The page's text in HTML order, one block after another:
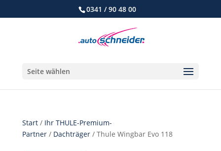
0341 / 90 48 00
Seite wählen
Start/ Ihr THULE-Premium-
Partner/ Dachträger/ Thule Wingbar Evo 118